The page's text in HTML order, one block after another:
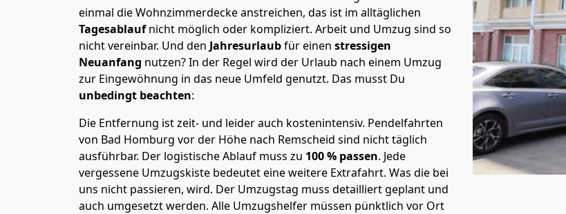
einmal die Wohnzimmerdecke anstreichen, das ist im alltäglichen
Tagesablaufnicht möglich oder kompliziert. Arbeit und Umzug sind so
nicht vereinbar. Und den Jahresurlaubfür einen stressigen
Neuanfang nutzen? In der Regel wird der Urlaub nach einem Umzug
zur Eingewöhnung in das neue Umfeld genutzt. Das musst Du
unbedingt beachten:
Die Entfernung ist zeit- und leider auch kostenintensiv. Pendelfahrten
von Bad Homburg vor der Höhe nach Remscheid sind nicht täglich
ausführbar. Der logistische Ablauf muss zu 100 % passen. Jede
vergessene Umzugskiste bedeutet eine weitere Extrafahrt. Was die bei
uns nicht passieren, wird. Der Umzugstag muss detailliert geplant und
auch umgesetzt werden. Alle Umzugshelfer müssen pünktlich vor Ort